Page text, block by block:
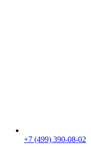
+7 (499) 390-08-02